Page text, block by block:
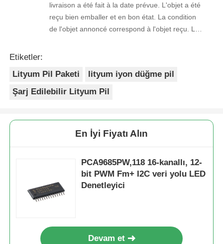
livraison a été fait à la date prévue. L'objet a été
reçu bien emballer et en bon état. La condition
de l'objet annoncé correspond à l'objet reçu. Le
Etiketler:
Lityum Pil Paketi
lityum iyon düğme pil
Şarj Edilebilir Lityum Pil
En İyi Fiyatı Alın
PCA9685PW,118 16-kanallı, 12-
bit PWM Fm+ I2C veri yolu LED
Denetleyici
Devam et